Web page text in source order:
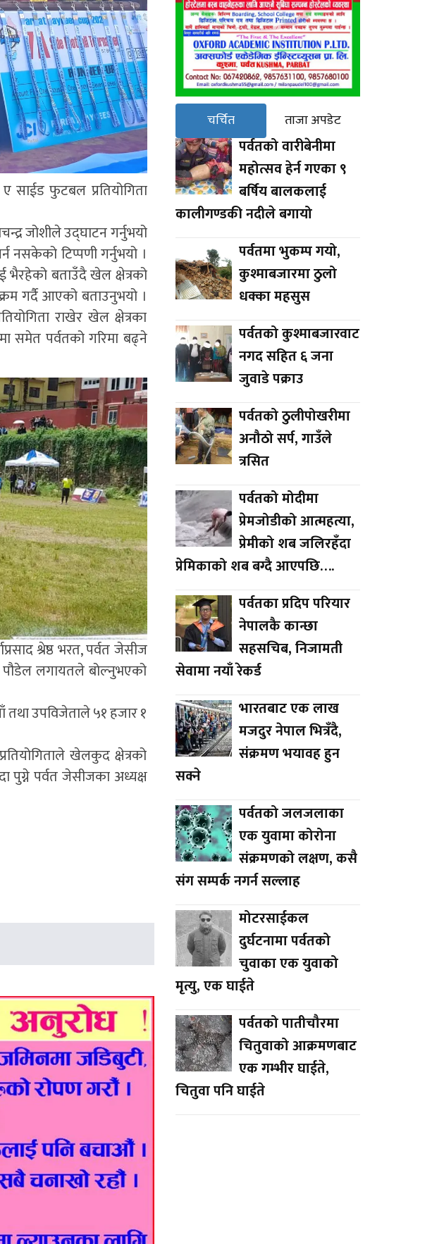
साईड फुटबल प्रतियोगिता
जोशीले उद्घाटन गर्नुभयो
नसकेको टिप्पणी गर्नुभयो ।
भैरहेको बताउँदै खेल क्षेत्रको
गर्दै आएको बताउनुभयो ।
राखेर खेल क्षेत्रका
समेत पर्वतको गरिमा बढ्ने
श्रेष्ठ भरत, पर्वत जेसीज
पौडेल लगायतले बोल्नुभएको
तथा उपविजेताले ५१ हजार १
खेलकुद क्षेत्रको
पुग्ने पर्वत जेसीजका अध्यक्ष
चर्चित ताजा अपडेट
पर्वतको वारीबेनीमा
महोत्सव हेर्न गएका ९
बर्षिय बालकलाई
कालीगण्डकी नदीले बगायो
पर्वतमा भुकम्प गयो,
कुश्माबजारमा ठुलो
धक्का महसुस
पर्वतको कुश्माबजारवाट
नगद सहित ६ जना
जुवाडे पक्राउ
पर्वतको ठुलीपोखरीमा
अनौठो सर्प, गाउँले
त्रसित
पर्वतको मोदीमा
प्रेमजोडीको आत्महत्या,
प्रेमीको शब जलिरहँदा
प्रेमिकाको शब बग्दै आएपछि….
पर्वतका प्रदिप परियार
नेपालकै कान्छा
सहसचिब, निजामती
सेवामा नयाँ रेकर्ड
भारतबाट एक लाख
मजदुर नेपाल भित्रँदै,
संक्रमण भयावह हुन
सक्ने
पर्वतको जलजलाका
एक युवामा कोरोना
संक्रमणको लक्षण, कसै
संग सम्पर्क नगर्न सल्लाह
मोटरसाईकल
दुर्घटनामा पर्वतको
चुवाका एक युवाको
मृत्यु, एक घाईते
पर्वतको पातीचौरमा
चितुवाको आक्रमणबाट
एक गम्भीर घाईते,
चितुवा पनि घाईते